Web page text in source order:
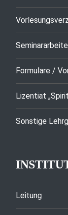
Formulare /
Lizentiat
Sonstige
Leitung